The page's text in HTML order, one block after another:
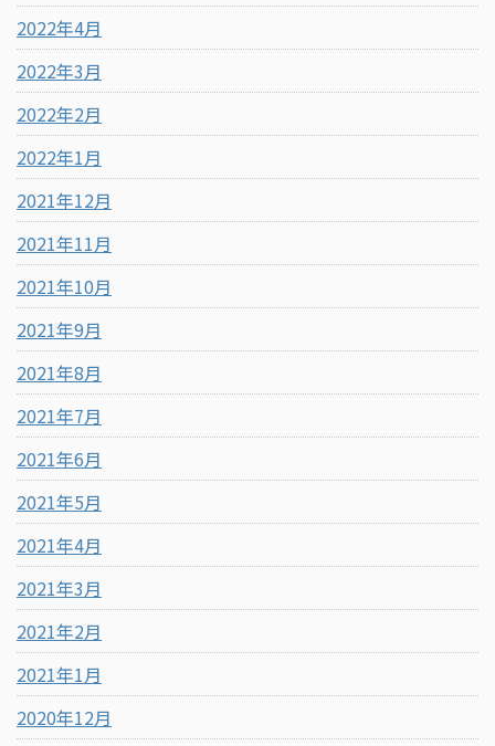
2022年4月
2022年3月
2022年2月
2022年1月
2021年12月
2021年11月
2021年10月
2021年9月
2021年8月
2021年7月
2021年6月
2021年5月
2021年4月
2021年3月
2021年2月
2021年1月
2020年12月